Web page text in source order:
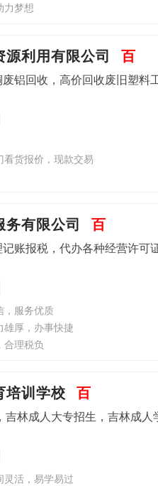
力梦想
利用有限公司 百
铝回收，高价回收废旧塑料
货报价，现款交易
务有限公司 百
账报税，代办各种经营许可
，服务优质
雄厚，办事快捷
合理税负
培训学校 百
林成人大专招生，吉林成人
灵活，易学易过